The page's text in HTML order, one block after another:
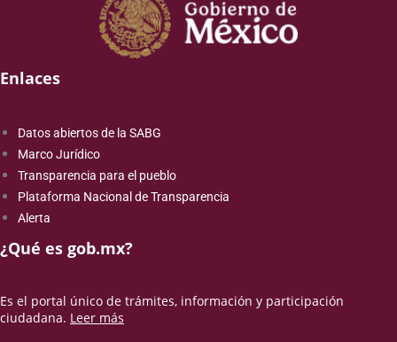
Enlaces
Datos abiertos de la SABG
Marco Jurídico
Transparencia para el pueblo
Plataforma Nacional de Transparencia
Alerta
¿Qué es gob.mx?
Es el portal único de trámites, información y participación
ciudadana. Leer más